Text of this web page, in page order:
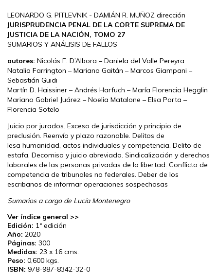
LEONARDO G. PITLEVNIK - DAMIÁN R. MUÑOZ dirección
JURISPRUDENCIA PENAL DE LA CORTE SUPREMA DE
JUSTICIA DE LA NACIÓN, TOMO 27
SUMARIOS Y ANÁLISIS DE FALLOS
autores: Nicolás F. D’Albora – Daniela del Valle Pereyra
Natalia Farrington – Mariano Gaitán – Marcos Giampani –
Sebastián Guidi
Martín D. Haissiner – Andrés Harfuch – María Florencia Hegglin
Mariano Gabriel Juárez – Noelia Matalone – Elsa Porta –
Florencia Sotelo
Juicio por jurados. Exceso de jurisdicción y principio de
preclusión. Reenvío y plazo razonable. Delitos de
lesa humanidad, actos individuales y competencia. Delito de
estafa. Decomiso y juicio abreviado. Sindicalización y derechos
laborales de las personas privadas de la libertad. Conflicto de
competencia de tribunales no federales. Deber de los
escribanos de informar operaciones sospechosas
Sumarios a cargo de Lucía Montenegro
Ver índice general >>
Edición: 1ª edición
Año: 2020
Páginas: 300
Medidas: 23 x 16 cms.
Peso: 0,600 kgs.
ISBN: 978-987-8342-32-0